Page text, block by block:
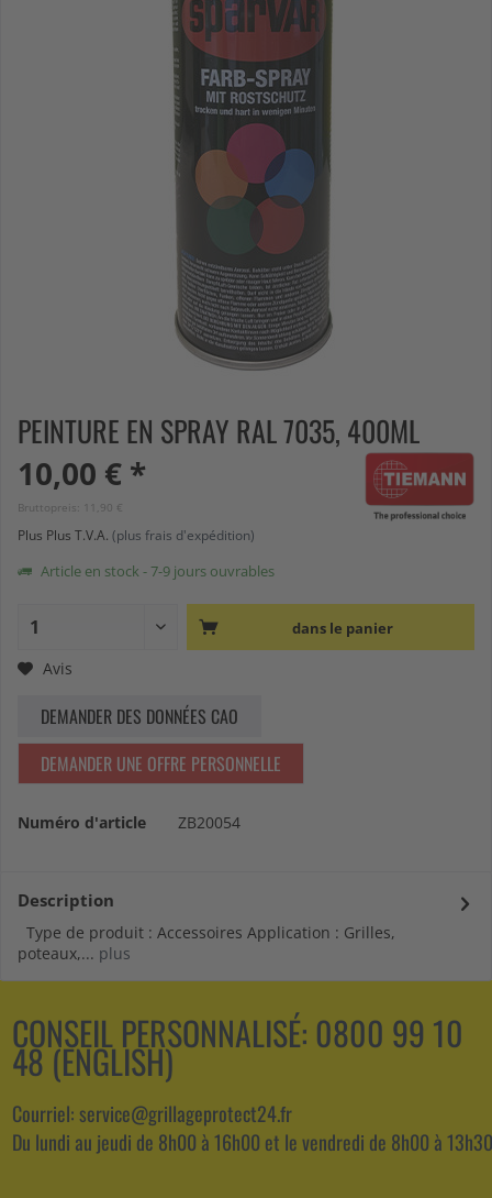
PEINTURE EN SPRAY RAL 7035, 400ML
10,00 € *
Bruttopreis: 11,90 €
Plus Plus T.V.A. (plus frais d'expédition)
Article en stock - 7-9 jours ouvrables
dans le panier
Avis
DEMANDER DES DONNÉES CAO
DEMANDER UNE OFFRE PERSONNELLE
Numéro d'article ZB20054
Description
Type de produit : Accessoires Application : Grilles,
poteaux,... plus
CONSEIL PERSONNALISÉ: 0800 99 10
48 (ENGLISH)
Courriel: service@grillageprotect24.fr
Du lundi au jeudi de 8h00 à 16h00 et le vendredi de 8h00 à